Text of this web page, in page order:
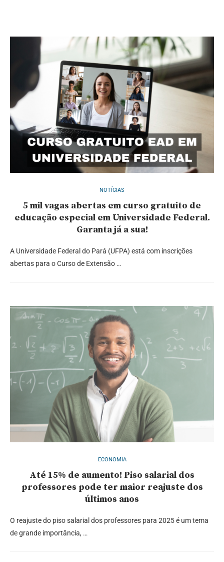
NOTÍCIAS
5 mil vagas abertas em curso gratuito de
educação especial em Universidade Federal.
Garanta já a sua!
A Universidade Federal do Pará (UFPA) está com inscrições
abertas para o Curso de Extensão …
ECONOMIA
Até 15% de aumento! Piso salarial dos
professores pode ter maior reajuste dos
últimos anos
O reajuste do piso salarial dos professores para 2025 é um tema
de grande importância, …